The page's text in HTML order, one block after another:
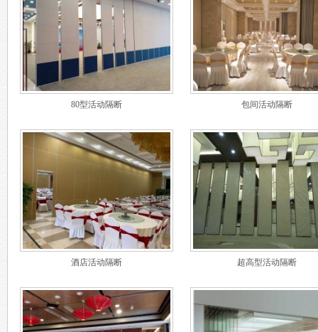
80型活动隔断 包间活动隔断
酒店活动隔断 超高型活动隔断